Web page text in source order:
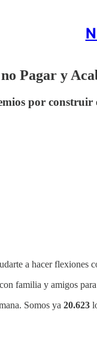
Pagar y
por
a hacer flexiones
con familia y amigos
Somos ya 20.623